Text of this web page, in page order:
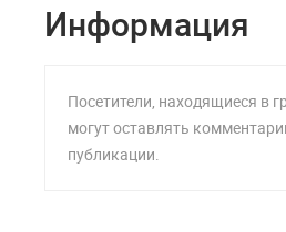
Информация
Посетители, находящиеся в
могут оставлять
публикации.